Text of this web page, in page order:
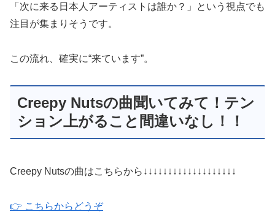
「次に来る日本人アーティストは誰か？」という視点でも
注目が集まりそうです。
この流れ、確実に“来ています”。
Creepy Nutsの曲聞いてみて！テン
ション上がること間違いなし！！
Creepy Nutsの曲はこちらから↓↓↓↓↓↓↓↓↓↓↓↓↓↓↓↓↓↓↓
👉 こちらからどうぞ